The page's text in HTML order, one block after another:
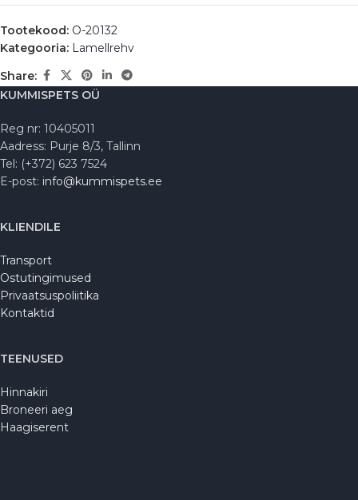
Tootekood: O-20132
Kategooria: Lamellrehv
Share:
KUMMISPETS OÜ
Reg nr: 10405011
Aadress: Purje 8/3, Tallinn
Tel: (+372) 623 7524
E-post: info@kummispets.ee
KLIENDILE
Transport
Ostutingimused
Privaatsuspoliitika
Kontaktid
TEENUSED
Hinnakiri
Broneeri aeg
Haagiserent